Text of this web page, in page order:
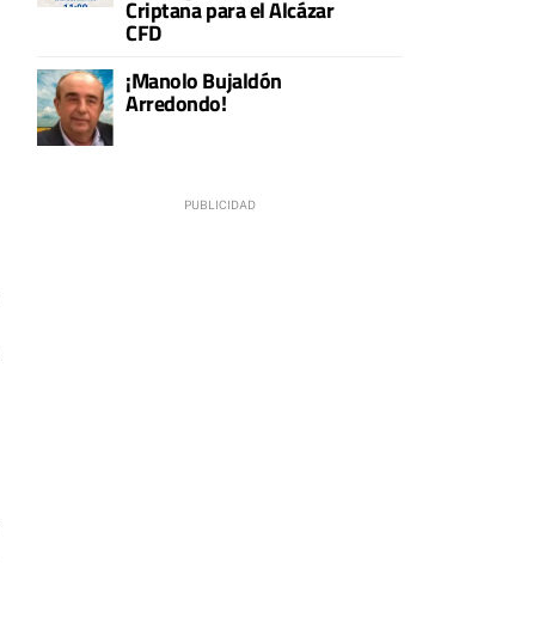
Criptana para el Alcázar
CFD
¡Manolo Bujaldón
Arredondo!